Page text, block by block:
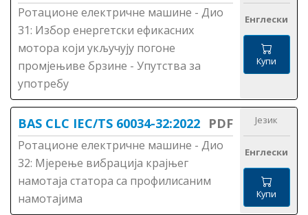
Ротационе електричне машине - Дио
31: Избор енергетски ефикасних
мотора који укључују погоне
промјењиве брзине - Упутства за
употребу
Енглески
Купи
BAS CLC IEC/TS 60034-32:2022 PDF
Ротационе електричне машине - Дио
32: Мјерење вибрација крајњег
намотаја статора сa профилисаним
намотајима
Језик
Енглески
Купи